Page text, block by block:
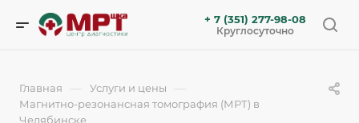
+ 7 (351) 277-98-08
Круглосуточно
Главная — Услуги и цены —
Магнитно-резонансная томография (МРТ) в
Челябинске